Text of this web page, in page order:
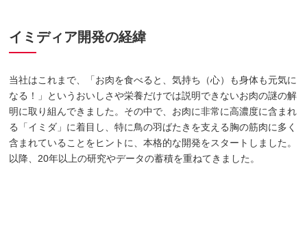
イミディア開発の経緯
当社はこれまで、「お肉を食べると、気持ち（心）も身体も元気に
なる！」というおいしさや栄養だけでは説明できないお肉の謎の解
明に取り組んできました。その中で、お肉に非常に高濃度に含まれ
る「イミダ」に着目し、特に鳥の羽ばたきを支える胸の筋肉に多く
含まれていることをヒントに、本格的な開発をスタートしました。
以降、20年以上の研究やデータの蓄積を重ねてきました。